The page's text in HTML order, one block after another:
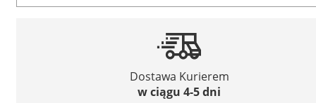
Dostawa Kurierem
w ciągu 4-5 dni